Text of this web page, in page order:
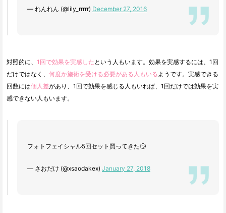
— れんれん (@lily_rrrrr) December 27, 2016
対照的に、 1回で効果を実感した という人もいます。効果を実感するには、1回
だけではなく、 何度か施術を受ける必要がある人もいるようです。実感できる
回数には個人差があり、1回で効果を感じる人もいれば、1回だけでは効果を実
感できない人もいます。
フォトフェイシャル5回セット買ってきた🙄
— さおだけ (@xsaodakex) January 27, 2018